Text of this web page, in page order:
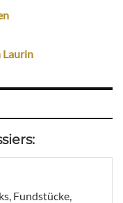
Laurin
Fundstücke,